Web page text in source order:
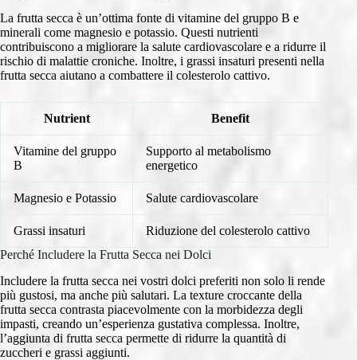
La frutta secca è un’ottima fonte di vitamine del gruppo B e
minerali come magnesio e potassio. Questi nutrienti
contribuiscono a migliorare la salute cardiovascolare e a ridurre il
rischio di malattie croniche. Inoltre, i grassi insaturi presenti nella
frutta secca aiutano a combattere il colesterolo cattivo.
Nutrient Benefit
Vitamine del gruppo
B
Supporto al metabolismo
energetico
Magnesio e Potassio Salute cardiovascolare
Grassi insaturi
Riduzione del colesterolo cattivo
Perché Includere la Frutta Secca nei Dolci
Includere la frutta secca nei vostri dolci preferiti non solo li rende
più gustosi, ma anche più salutari. La texture croccante della
frutta secca contrasta piacevolmente con la morbidezza degli
impasti, creando un’esperienza gustativa complessa. Inoltre,
l’aggiunta di frutta secca permette di ridurre la quantità di
zuccheri e grassi aggiunti.